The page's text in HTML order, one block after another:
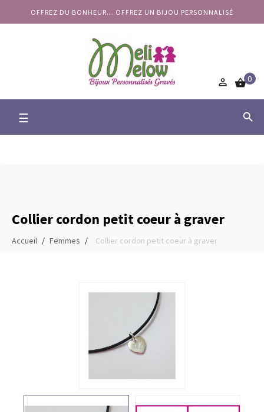
OFFREZ DU BONHEUR... OFFREZ UN BIJOU PERSONNALISÉ
 0
Basculer
☰ 
Collier cordon petit coeur à graver
Accueil Femmes Collier cordon petit coeur à graver